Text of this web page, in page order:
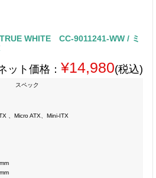
WHITE CC-9011241-WW / ミ
ット価格： ¥14,980(税込)
スペック
、Micro ATX、Mini-ITX